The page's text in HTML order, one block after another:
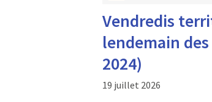
Vendredis
lendemain
2024)
19 juillet 2026